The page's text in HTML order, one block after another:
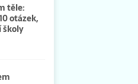
těle:
otázek,
školy